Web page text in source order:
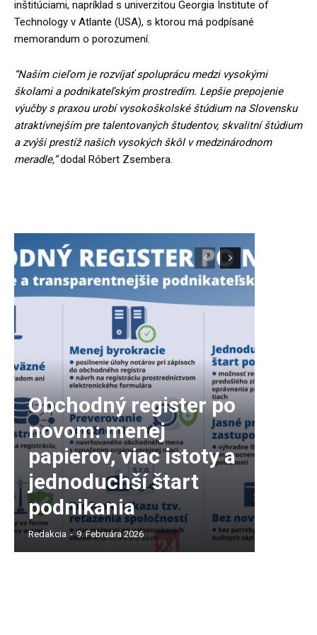
inštitúciami, napríklad s univerzitou Georgia Institute of
Technology v Atlante (USA), s ktorou má podpísané
memorandum o porozumení.
“Naším cieľom je rozvíjať spoluprácu medzi vysokými
školami a podnikateľským prostredím. Lepšie prepojenie
výučby s praxou urobí vysokoškolské štúdium na Slovensku
atraktívnejším pre talentovaných študentov, skvalitní štúdium
a zvýši prestíž našich vysokých škôl v medzinárodnom
meradle,”dodal Róbert Zsembera.
Obchodný register po
novom: menej
papierov, viac istoty a
jednoduchší štart
podnikania
Redakcia - 9. Februára 2026